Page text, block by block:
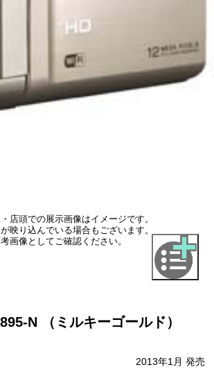
店頭での展示画像はイメージです。
映り込んでいる場合もございます。
画像としてご確認ください。
N （ミルキーゴールド）
2013年1月 発売